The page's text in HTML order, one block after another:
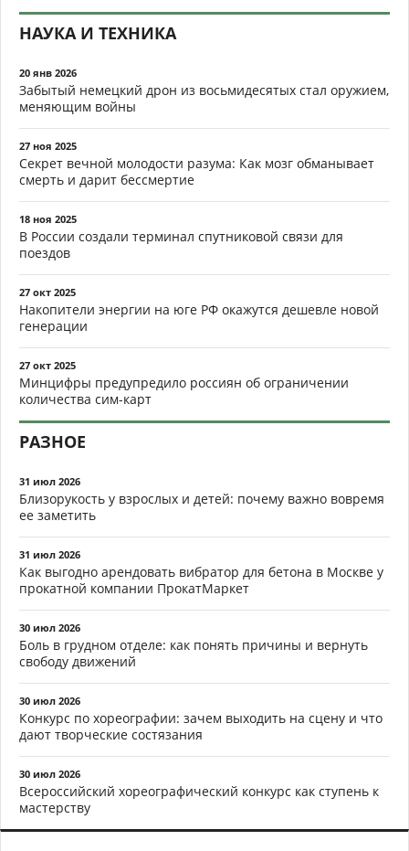
НАУКА И ТЕХНИКА
20 янв 2026
Забытый немецкий дрон из восьмидесятых стал оружием,
меняющим войны
27 ноя 2025
Секрет вечной молодости разума: Как мозг обманывает
смерть и дарит бессмертие
18 ноя 2025
В России создали терминал спутниковой связи для
поездов
27 окт 2025
Накопители энергии на юге РФ окажутся дешевле новой
генерации
27 окт 2025
Минцифры предупредило россиян об ограничении
количества сим-карт
РАЗНОЕ
31 июл 2026
Близорукость у взрослых и детей: почему важно вовремя
ее заметить
31 июл 2026
Как выгодно арендовать вибратор для бетона в Москве у
прокатной компании ПрокатМаркет
30 июл 2026
Боль в грудном отделе: как понять причины и вернуть
свободу движений
30 июл 2026
Конкурс по хореографии: зачем выходить на сцену и что
дают творческие состязания
30 июл 2026
Всероссийский хореографический конкурс как ступень к
мастерству